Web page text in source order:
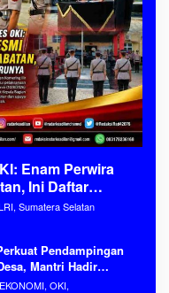
Enam Perwira
Ini Daftar
Sumatera Selatan
Pendampingan
Mantri Hadir
Ekonomi Kerakyatan
OKI,